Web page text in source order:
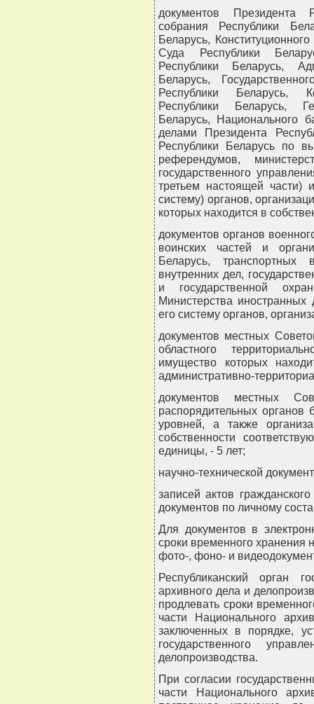
документов Президента
собрания Республики
Беларусь,
Суда Республики
Республики Беларусь,
Беларусь,
Республики Беларусь,
Республики Беларусь,
Беларусь, Национального
делами Президента
Республики Беларусь по
референдумов,
государственного
третьем настоящей
систему) органов,
которых находится в
документов органов
воинских частей и
Беларусь, транспортных
внутренних дел,
и государственной
Министерства
его систему органов,
документов местных
областного
имущество которых
административно-
документов местных
распорядительных органов
уровней, а также
собственности
единицы, - 5 лет;
научно-технической
записей актов
документов по личному
Для документов в
сроки временного хранения
фото-, фоно- и
Республиканский орган
архивного дела и
продлевать сроки
части Национального
заключенных в порядке,
государственного
делопроизводства.
При согласии
части Национального